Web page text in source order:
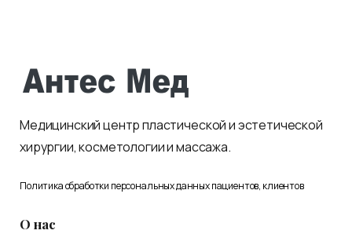
Медицинский центр пластической и эстетической
хирургии, косметологии и массажа.
Политика обработки персональных данных пациентов, клиентов
О нас